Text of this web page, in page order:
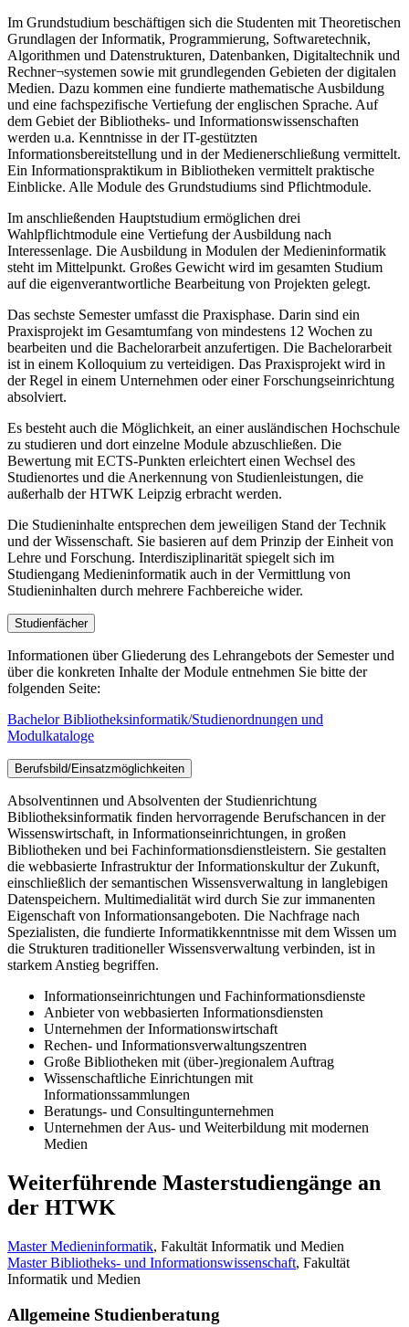
Im Grundstudium beschäftigen sich die Studenten mit Theoretischen
Grundlagen der Informatik, Programmierung, Softwaretechnik,
Algorithmen und Datenstrukturen, Datenbanken, Digitaltechnik und
Rechner¬systemen sowie mit grundlegenden Gebieten der digitalen
Medien. Dazu kommen eine fundierte mathematische Ausbildung
und eine fachspezifische Vertiefung der englischen Sprache. Auf
dem Gebiet der Bibliotheks- und Informationswissenschaften
werden u.a. Kenntnisse in der IT-gestützten
Informationsbereitstellung und in der Medienerschließung vermittelt.
Ein Informationspraktikum in Bibliotheken vermittelt praktische
Einblicke. Alle Module des Grundstudiums sind Pflichtmodule.
Im anschließenden Hauptstudium ermöglichen drei
Wahlpflichtmodule eine Vertiefung der Ausbildung nach
Interessenlage. Die Ausbildung in Modulen der Medieninformatik
steht im Mittelpunkt. Großes Gewicht wird im gesamten Studium
auf die eigenverantwortliche Bearbeitung von Projekten gelegt.
Das sechste Semester umfasst die Praxisphase. Darin sind ein
Praxisprojekt im Gesamtumfang von mindestens 12 Wochen zu
bearbeiten und die Bachelorarbeit anzufertigen. Die Bachelorarbeit
ist in einem Kolloquium zu verteidigen. Das Praxisprojekt wird in
der Regel in einem Unternehmen oder einer Forschungseinrichtung
absolviert.
Es besteht auch die Möglichkeit, an einer ausländischen Hochschule
zu studieren und dort einzelne Module abzuschließen. Die
Bewertung mit ECTS-Punkten erleichtert einen Wechsel des
Studienortes und die Anerkennung von Studienleistungen, die
außerhalb der HTWK Leipzig erbracht werden.
Die Studieninhalte entsprechen dem jeweiligen Stand der Technik
und der Wissenschaft. Sie basieren auf dem Prinzip der Einheit von
Lehre und Forschung. Interdisziplinarität spiegelt sich im
Studiengang Medieninformatik auch in der Vermittlung von
Studieninhalten durch mehrere Fachbereiche wider.
Studienfächer
Informationen über Gliederung des Lehrangebots der Semester und
über die konkreten Inhalte der Module entnehmen Sie bitte der
folgenden Seite:
Bachelor Bibliotheksinformatik/Studienordnungen und
Modulkataloge
Berufsbild/Einsatzmöglichkeiten
Absolventinnen und Absolventen der Studienrichtung
Bibliotheksinformatik finden hervorragende Berufschancen in der
Wissenswirtschaft, in Informationseinrichtungen, in großen
Bibliotheken und bei Fachinformationsdienstleistern. Sie gestalten
die webbasierte Infrastruktur der Informationskultur der Zukunft,
einschließlich der semantischen Wissensverwaltung in langlebigen
Datenspeichern. Multimedialität wird durch Sie zur immanenten
Eigenschaft von Informationsangeboten. Die Nachfrage nach
Spezialisten, die fundierte Informatikkenntnisse mit dem Wissen um
die Strukturen traditioneller Wissensverwaltung verbinden, ist in
starkem Anstieg begriffen.
Informationseinrichtungen und Fachinformationsdienste
Anbieter von webbasierten Informationsdiensten
Unternehmen der Informationswirtschaft
Rechen- und Informationsverwaltungszentren
Große Bibliotheken mit (über-)regionalem Auftrag
Wissenschaftliche Einrichtungen mit
Informationssammlungen
Beratungs- und Consultingunternehmen
Unternehmen der Aus- und Weiterbildung mit modernen
Medien
Weiterführende Masterstudiengänge an
der HTWK
Master Medieninformatik, Fakultät Informatik und Medien
Master Bibliotheks- und Informationswissenschaft, Fakultät
Informatik und Medien
Allgemeine Studienberatung